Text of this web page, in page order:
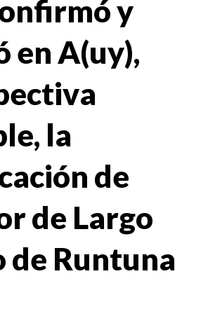
y
en A(uy),
la
de
de Largo
de Runtuna